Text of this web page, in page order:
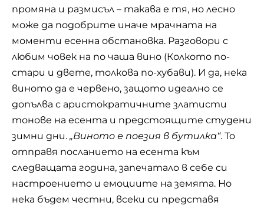
промяна и размисъл – такава е тя, но лесно
може да подобрите иначе мрачната на
моменти есенна обстановка. Разговори с
любим човек на по чаша вино (Колкото по-
стари и двете, толкова по-хубави). И да, нека
виното да е червено, защото идеално се
допълва с аристократичните златисти
тонове на есента и предстоящите студени
зимни дни. „Виното е поезия в бутилка“. То
отправя посланието на есента към
следващата година, запечатало в себе си
настроението и емоциите на земята. Но
нека бъдем честни, всеки си представя